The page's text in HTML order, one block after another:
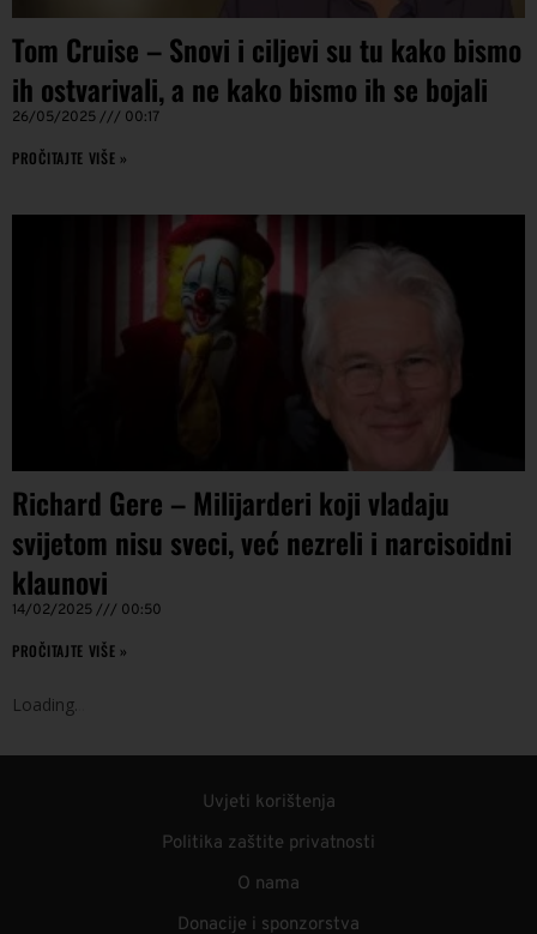
Tom Cruise – Snovi i ciljevi su tu kako bismo
ih ostvarivali, a ne kako bismo ih se bojali
26/05/2025 00:17
PROČITAJTE VIŠE »
Richard Gere – Milijarderi koji vladaju
svijetom nisu sveci, već nezreli i narcisoidni
klaunovi
14/02/2025 00:50
PROČITAJTE VIŠE »
Loading
Uvjeti korištenja
Politika zaštite privatnosti
O nama
Donacije i sponzorstva